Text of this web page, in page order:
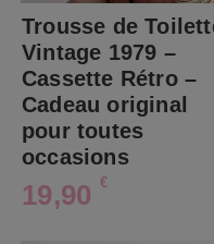
Trousse de
Vintage 1979 –
Cassette Rétro –
Cadeau original
pour toutes
occasions
19,90 €